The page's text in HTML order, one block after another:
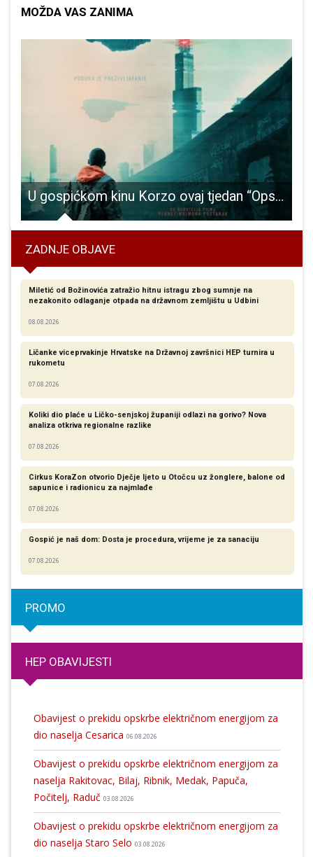
MOŽDA VAS ZANIMA
U gospićkom kinu Korzo ovaj tjedan “Opsadno stanje”
ZADNJE OBJAVE
Miletić od Božinovića zatražio hitnu istragu zbog sumnje na
nezakonito odlaganje otpada na državnom zemljištu u Udbini
08.08.2026
Ličanke viceprvakinje Hrvatske na Državnoj završnici HEP turnira u
rukometu
07.08.2026
Koliki dio plaće u Ličko-senjskoj županiji odlazi na gorivo? Nova
analiza otkriva regionalne razlike​
07.08.2026
Cirkus KoraZon otvorio Dječje ljeto u Otočcu uz žonglere, balone od
sapunice i radionicu za najmlađe
07.08.2026
Gospić je naš dom: Dosta je procedura, vrijeme je za sanaciju
07.08.2026
PROMO
HEP OBAVIJESTI
Obavijest o prekidu opskrbe električnom energijom za
dio naselja Cesarica 06.08.2026
Obavijest o prekidu opskrbe električnom energijom za
naselja Rakitovac, Bilaj, Ribnik, Medak, Papuča,
Počitelj, Raduč 03.08.2026
Obavijest o prekidu opskrbe električnom energijom za
dio naselja Staro Selo 03.08.2026